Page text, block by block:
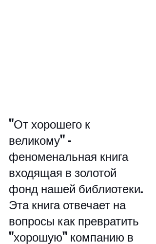
"От хорошего к
великому" -
феноменальная книга
входящая в золотой
фонд нашей библиотеки.
Эта книга отвечает на
вопросы как превратить
"хорошую" компанию в